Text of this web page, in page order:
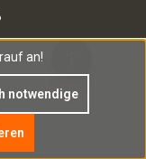
an!
notwendige